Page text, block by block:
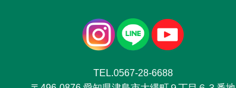
TEL.0567-28-6688